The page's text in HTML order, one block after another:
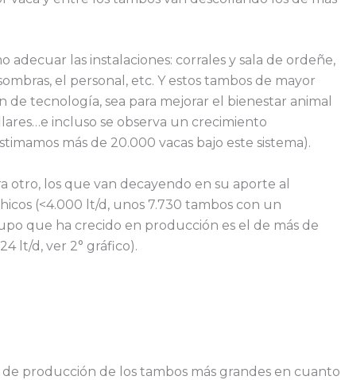
adecuar las instalaciones: corrales y sala de ordeñe,
el personal, etc. Y estos tambos de mayor
tecnología, sea para mejorar el bienestar animal
incluso se observa un crecimiento
más de 20.000 vacas bajo este sistema).
otro, los que van decayendo en su aporte al
(<4.000 lt/d, unos 7.730 tambos con un
que ha crecido en producción es el de más de
lt/d, ver 2° gráfico).
producción de los tambos más grandes en cuanto